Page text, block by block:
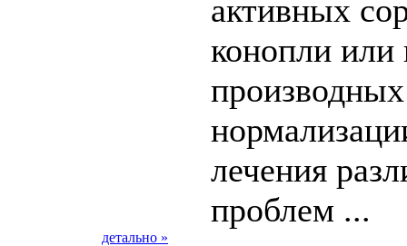
активных
конопли или
лечения
проблем ...
детально »